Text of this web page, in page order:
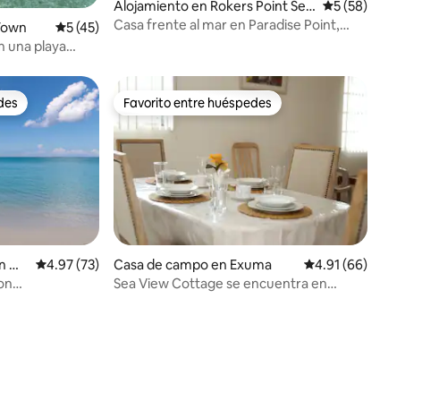
Calificación promedio: 5 de 5, 45 reseñas
5 (45)
una playa
Alojamiento en Rokers Point Set
tlement
Calificación
5 (58)
Casa frente al mar en Paradise Point,
preferido
Calificación promedio: 4.97 de 5, 73 reseñas
4.97 (73)
Favorito entre huéspedes
Favorito entre huéspedes
Casa de campo en Exuma Calificación
4.91 (66)
Sea View Cottage se encuentra en